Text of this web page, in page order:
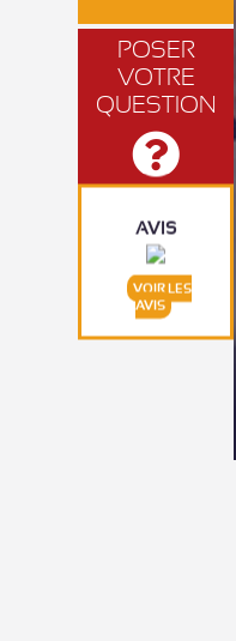
POSER
VOTRE
QUESTION
AVIS
VOIR LES
AVIS